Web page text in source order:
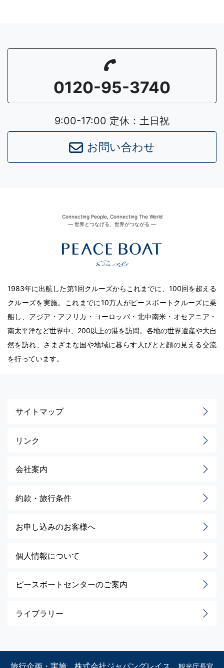
0120-95-3740
9:00-17:00 定休：土日祝
お問い合わせ
Connecting People, Connecting The World
― 世界とつなげる、世界がつながる ―
1983年に出航した第1回クルーズからこれまでに、100回を超える
クルーズを実施。これまでに10万人がピースボートクルーズに乗
船し、アジア・アフリカ・ヨーロッパ・北中南米・オセアニア・
南太平洋など世界中、200以上の港を訪問。各地の世界遺産や大自
然を訪れ、さまざまな国や地域に暮らす人びとと顔の見える交流
を行っています。
サイトマップ
リンク
会社案内
約款・旅行条件
お申し込みのお客様へ
個人情報について
ピースボートセンターのご案内
ライブラリー
旅行企画・実施 株式会社ジャパングレイス 観光庁長官